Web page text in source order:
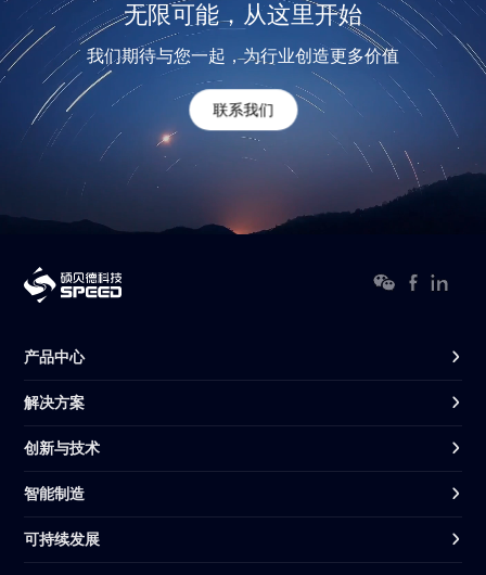
无限可能，从这里开始
我们期待与您一起，为行业创造更多价值
联系我们
产品中心
解决方案
创新与技术
智能制造
可持续发展